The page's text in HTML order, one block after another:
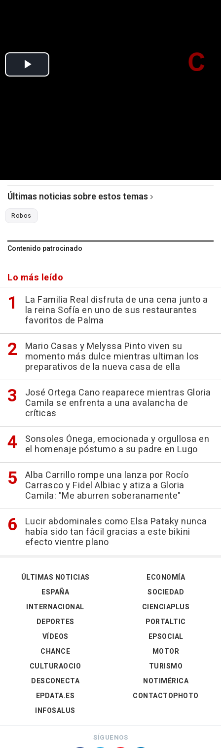
Últimas noticias sobre estos temas
Robos
Contenido patrocinado
Lo más leído
La Familia Real disfruta de una cena junto a
la reina Sofía en uno de sus restaurantes
favoritos de Palma
Mario Casas y Melyssa Pinto viven su
momento más dulce mientras ultiman los
preparativos de la nueva casa de ella
José Ortega Cano reaparece mientras Gloria
Camila se enfrenta a una avalancha de
críticas
Sonsoles Ónega, emocionada y orgullosa en
el homenaje póstumo a su padre en Lugo
Alba Carrillo rompe una lanza por Rocío
Carrasco y Fidel Albiac y atiza a Gloria
Camila: "Me aburren soberanamente"
Lucir abdominales como Elsa Pataky nunca
había sido tan fácil gracias a este bikini
efecto vientre plano
ÚLTIMAS NOTICIAS
ESPAÑA
INTERNACIONAL
DEPORTES
VÍDEOS
ECONOMÍA
SOCIEDAD
CIENCIAPLUS
PORTALTIC
EPSOCIAL
CHANCE
CULTURAOCIO
DESCONECTA
EPDATA.ES
INFOSALUS
MOTOR
TURISMO
NOTIMÉRICA
CONTACTOPHOTO
SÍGUENOS